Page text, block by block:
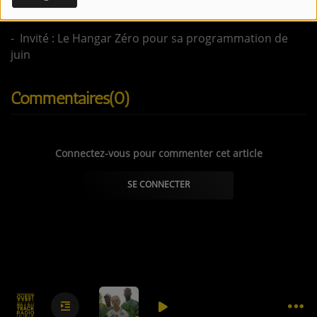
0
fédération des radios associatives de musiques actuelles
- Invité : Le Hangar Zéro pour sa programmation de
juin
Commentaires(0)
Connectez-vous pour commenter cet article
SE CONNECTER